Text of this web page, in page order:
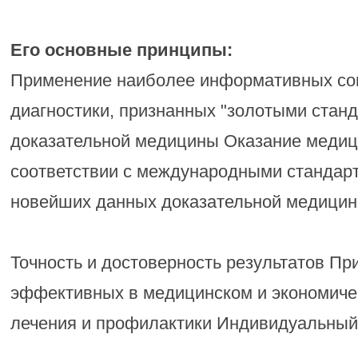
Его основные принципы:
Применение наиболее информативных
диагностики, признанных "золотыми
доказательной медицины Оказание
соответствии с международными
новейших данных доказательной
Точность и достоверность результатов
эффективных в медицинском и
лечения и профилактики